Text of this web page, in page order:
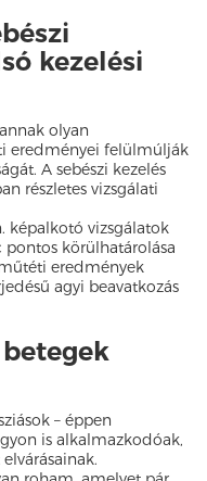
kezelési
olyan
eredményei felülmúlják
A sebészi kezelés
részletes vizsgálati
képalkotó vizsgálatok
pontos körülhatárolása
eredmények
agyi beavatkozás
– éppen
is alkalmazkodóak,